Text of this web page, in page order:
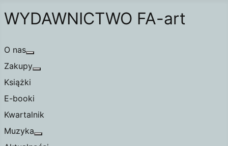
WYDAWNICTWO FA-art
O nas
Zakupy
Książki
E-booki
Kwartalnik
Muzyka